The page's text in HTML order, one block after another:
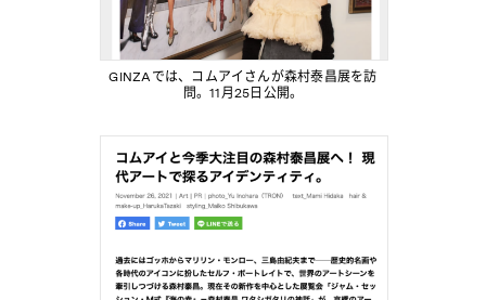
GINZAでは、コムアイさんが森村泰昌展を訪
問。11月25日公開。